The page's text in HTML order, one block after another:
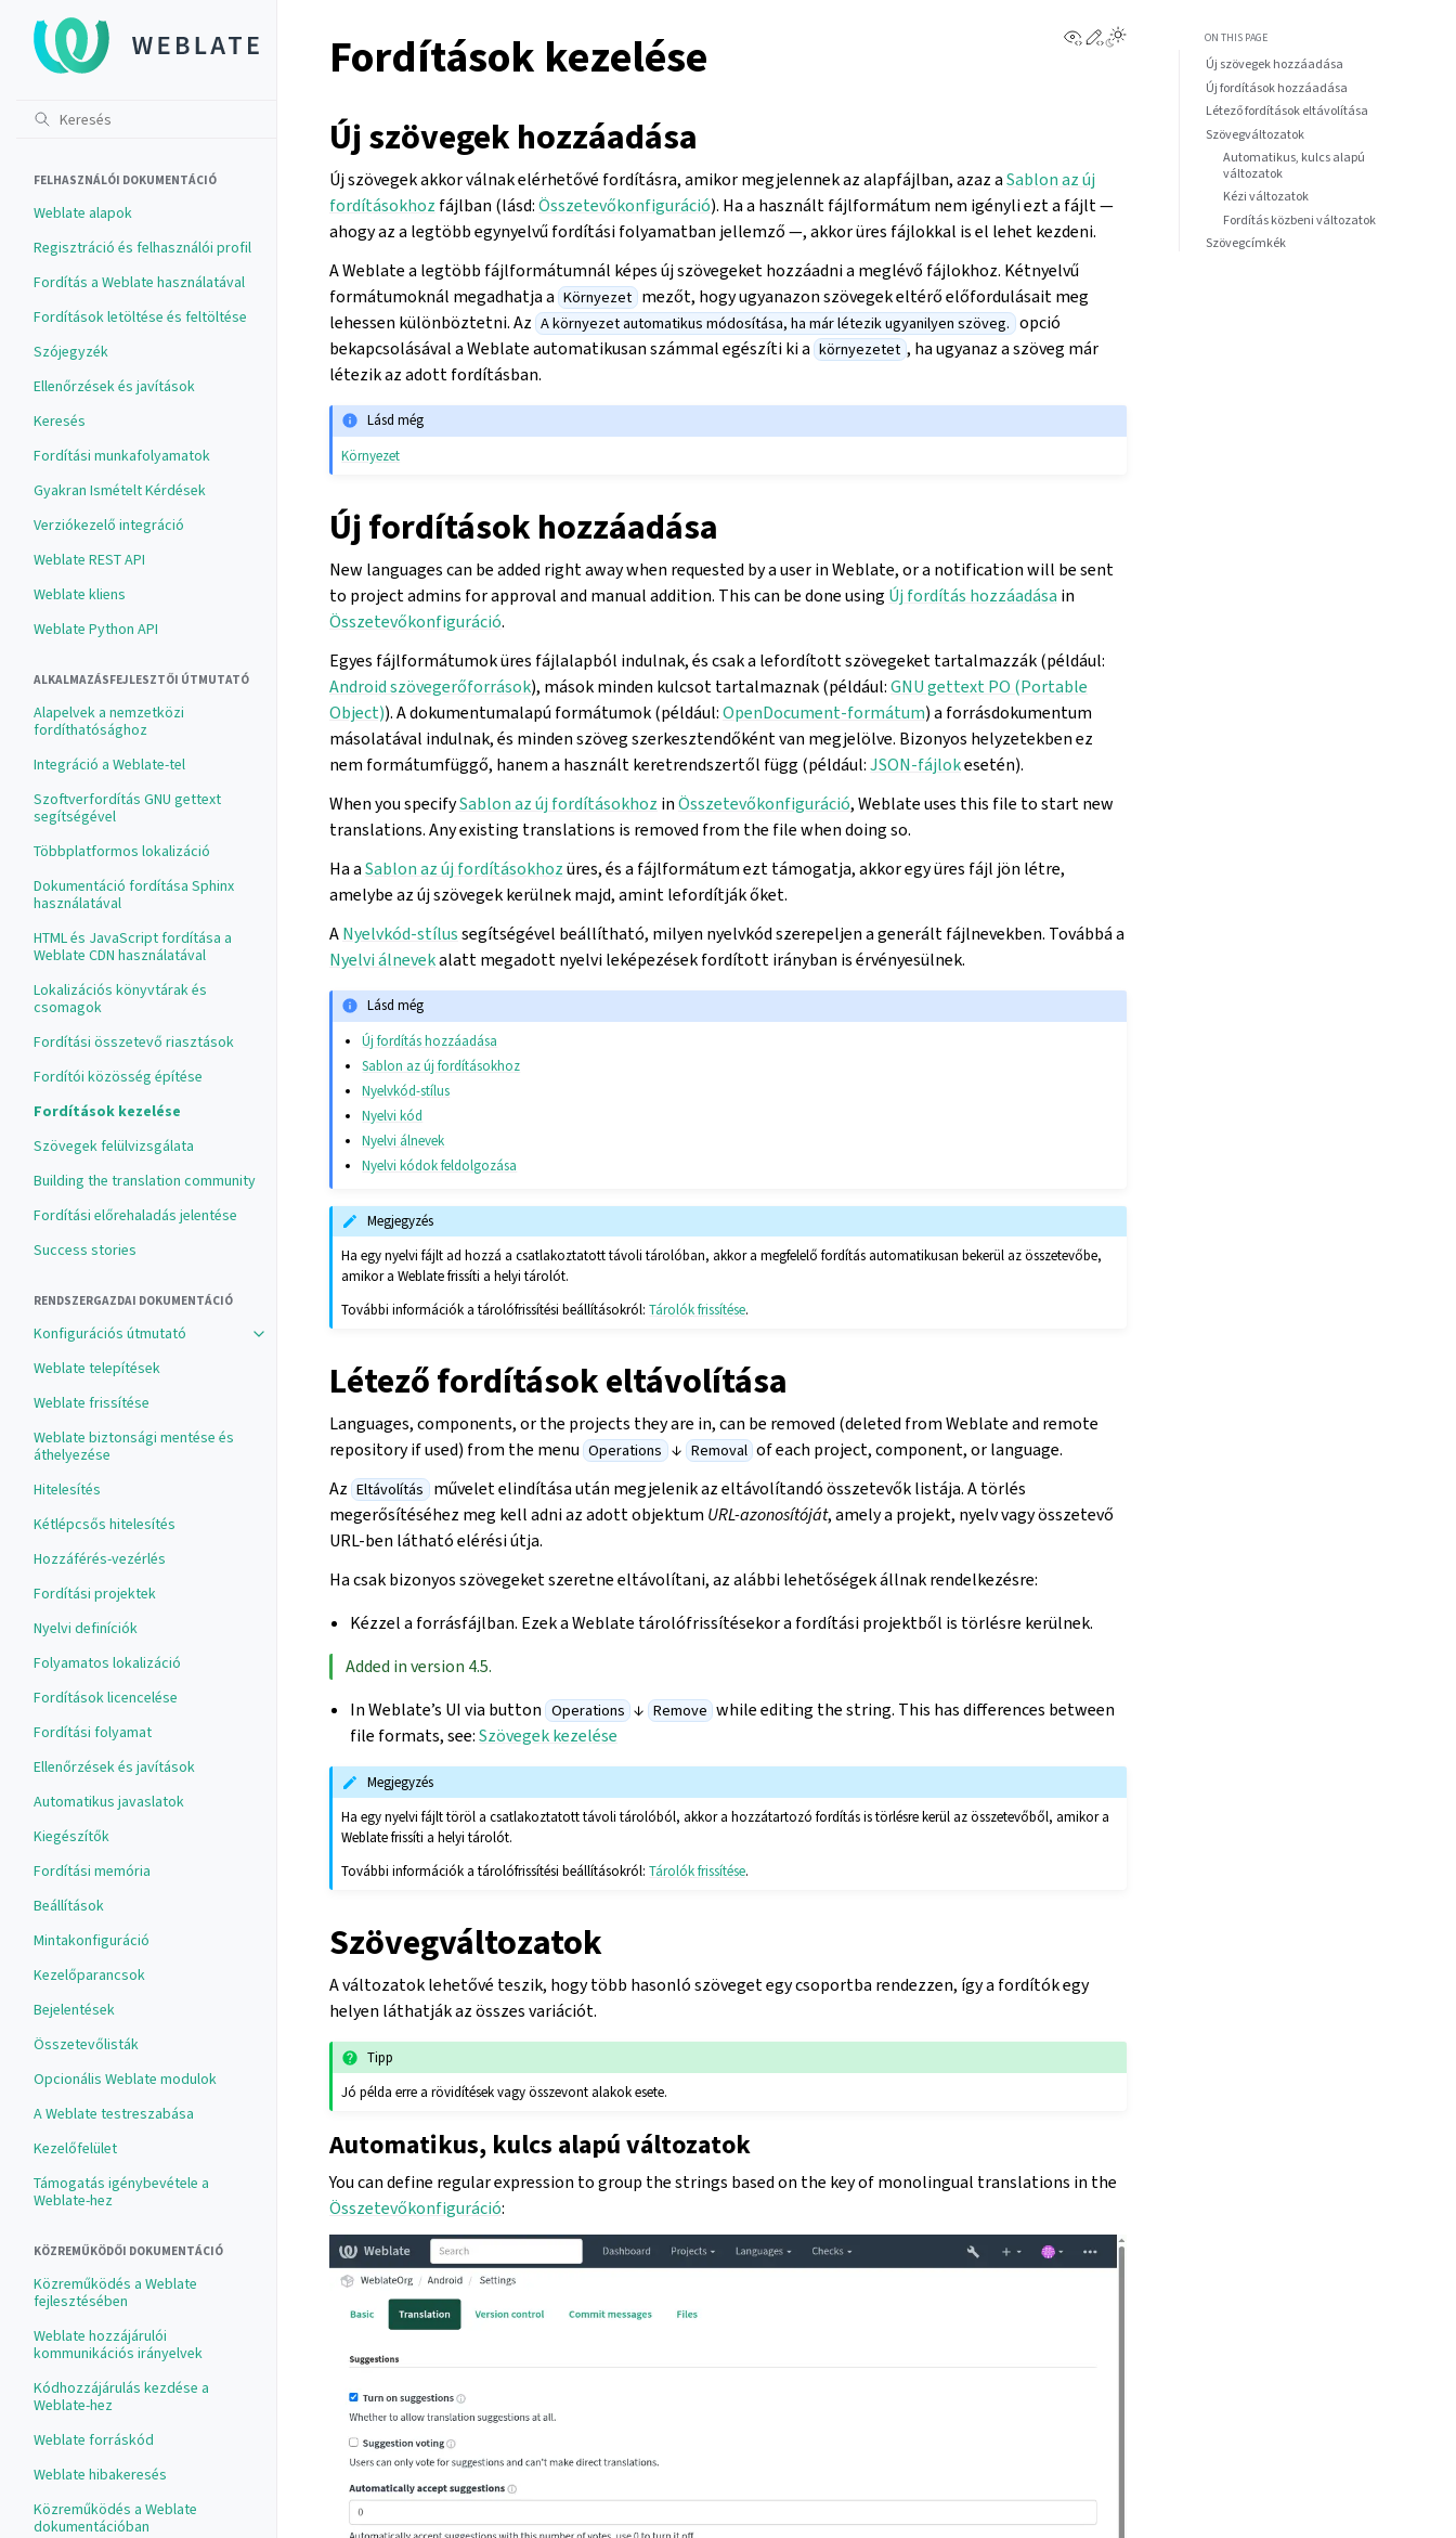
FELHASZNÁLÓI DOKUMENTÁCIÓ
Weblate alapok
Regisztráció és felhasználói profil
Fordítás a Weblate használatával
Fordítások letöltése és feltöltése
Szójegyzék
Ellenőrzések és javítások
Keresés
Fordítási munkafolyamatok
Gyakran Ismételt Kérdések
Verziókezelő integráció
Weblate REST API
Weblate kliens
Weblate Python API
ALKALMAZÁSFEJLESZTŐI ÚTMUTATÓ
Alapelvek a nemzetközi
fordíthatósághoz
Integráció a Weblate-tel
Szoftverfordítás GNU gettext
segítségével
Többplatformos lokalizáció
Dokumentáció fordítása Sphinx
használatával
HTML és JavaScript fordítása a
Weblate CDN használatával
Lokalizációs könyvtárak és
csomagok
Fordítási összetevő riasztások
Fordítói közösség építése
Fordítások kezelése
Szövegek felülvizsgálata
Building the translation community
Fordítási előrehaladás jelentése
Success stories
RENDSZERGAZDAI DOKUMENTÁCIÓ
Konfigurációs útmutató
Weblate telepítések
Weblate frissítése
Weblate biztonsági mentése és
áthelyezése
Hitelesítés
Kétlépcsős hitelesítés
Hozzáférés-vezérlés
Fordítási projektek
Nyelvi definíciók
Folyamatos lokalizáció
Fordítások licencelése
Fordítási folyamat
Ellenőrzések és javítások
Automatikus javaslatok
Kiegészítők
Fordítási memória
Beállítások
Mintakonfiguráció
Kezelőparancsok
Bejelentések
Összetevőlisták
Opcionális Weblate modulok
A Weblate testreszabása
Kezelőfelület
Támogatás igénybevétele a
Weblate-hez
KÖZREMŰKÖDŐI DOKUMENTÁCIÓ
Közreműködés a Weblate
fejlesztésében
Weblate hozzájárulói
kommunikációs irányelvek
Kódhozzájárulás kezdése a
Weblate-hez
Weblate forráskód
Weblate hibakeresés
Közreműködés a Weblate
dokumentációban
View this page
Edit this page
Fordítások kezelése
Új szövegek hozzáadása
Új szövegek akkor válnak elérhetővé fordításra, amikor megjelennek az alapfájlban, azaz aSablon az új
fordításokhoz fájlban (lásd:Összetevőkonfiguráció). Ha a használt fájlformátum nem igényli ezt a fájlt —
ahogy az a legtöbb egynyelvű fordítási folyamatban jellemző —, akkor üres fájlokkal is el lehet kezdeni.
A Weblate a legtöbb fájlformátumnál képes új szövegeket hozzáadni a meglévő fájlokhoz. Kétnyelvű
formátumoknál megadhatja a Környezet mezőt, hogy ugyanazon szövegek eltérő előfordulásait meg
lehessen különböztetni. Az A környezet automatikus módosítása, ha már létezik ugyanilyen szöveg. opció
bekapcsolásával a Weblate automatikusan számmal egészíti ki a környezetet , ha ugyanaz a szöveg már
létezik az adott fordításban.
Lásd még
Környezet
Új fordítások hozzáadása
New languages can be added right away when requested by a user in Weblate, or a notification will be sent
to project admins for approval and manual addition. This can be done using Új fordítás hozzáadása in
Összetevőkonfiguráció.
Egyes fájlformátumok üres fájlalapból indulnak, és csak a lefordított szövegeket tartalmazzák (például:
Android szövegerőforrások), mások minden kulcsot tartalmaznak (például:GNU gettext PO (Portable
Object)). A dokumentumalapú formátumok (például:OpenDocument-formátum) a forrásdokumentum
másolatával indulnak, és minden szöveg szerkesztendőként van megjelölve. Bizonyos helyzetekben ez
nem formátumfüggő, hanem a használt keretrendszertől függ (például:JSON-fájlokesetén).
When you specifySablon az új fordításokhoz inÖsszetevőkonfiguráció, Weblate uses this file to start new
translations. Any existing translations is removed from the file when doing so.
Ha aSablon az új fordításokhozüres, és a fájlformátum ezt támogatja, akkor egy üres fájl jön létre,
amelybe az új szövegek kerülnek majd, amint lefordítják őket.
ANyelvkód-stílussegítségével beállítható, milyen nyelvkód szerepeljen a generált fájlnevekben. Továbbá a
Nyelvi álnevekalatt megadott nyelvi leképezések fordított irányban is érvényesülnek.
Lásd még
Új fordítás hozzáadása
Sablon az új fordításokhoz
Nyelvkód-stílus
Nyelvi kód
Nyelvi álnevek
Nyelvi kódok feldolgozása
Megjegyzés
Ha egy nyelvi fájlt ad hozzá a csatlakoztatott távoli tárolóban, akkor a megfelelő fordítás automatikusan bekerül az összetevőbe,
amikor a Weblate frissíti a helyi tárolót.
További információk a tárolófrissítési beállításokról:Tárolók frissítése.
Létező fordítások eltávolítása
Languages, components, or the projects they are in, can be removed (deleted from Weblate and remote
repository if used) from the menu Operations ↓ Removal of each project, component, or language.
Az Eltávolítás művelet elindítása után megjelenik az eltávolítandó összetevők listája. A törlés
megerősítéséhez meg kell adni az adott objektum URL-azonosítóját, amely a projekt, nyelv vagy összetevő
URL-ben látható elérési útja.
Ha csak bizonyos szövegeket szeretne eltávolítani, az alábbi lehetőségek állnak rendelkezésre:
Kézzel a forrásfájlban. Ezek a Weblate tárolófrissítésekor a fordítási projektből is törlésre kerülnek.
Added in version 4.5.
In Weblate’s UI via button Operations ↓ Remove while editing the string. This has differences between
file formats, see:Szövegek kezelése
Megjegyzés
Ha egy nyelvi fájlt töröl a csatlakoztatott távoli tárolóból, akkor a hozzátartozó fordítás is törlésre kerül az összetevőből, amikor a
Weblate frissíti a helyi tárolót.
További információk a tárolófrissítési beállításokról:Tárolók frissítése.
Szövegváltozatok
A változatok lehetővé teszik, hogy több hasonló szöveget egy csoportba rendezzen, így a fordítók egy
helyen láthatják az összes variációt.
Tipp
Jó példa erre a rövidítések vagy összevont alakok esete.
Automatikus, kulcs alapú változatok
You can define regular expression to group the strings based on the key of monolingual translations in the
Összetevőkonfiguráció:
ON THIS PAGE
Új szövegek hozzáadása
Új fordítások hozzáadása
Létező fordítások eltávolítása
Szövegváltozatok
Automatikus, kulcs alapú
változatok
Kézi változatok
Fordítás közbeni változatok
Szövegcímkék